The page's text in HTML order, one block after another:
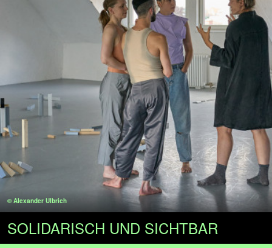
© Alexander Ulbrich
SOLIDARISCH UND SICHTBAR